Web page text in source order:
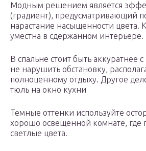
Модным решением является
(градиент), предусматривающий
нарастание насыщенности цвета.
уместна в сдержанном интерьере.
В спальне стоит быть аккуратнее
не нарушить обстановку,
полноценному отдыху. Другое
тюль на окно кухни
Темные оттенки используйте
хорошо освещенной комнате, где
светлые цвета.